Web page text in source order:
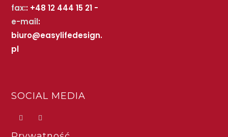
fax:: +48 12 444 15 21 -
e-mail:
biuro@easylifedesign.
pl
SOCIAL MEDIA